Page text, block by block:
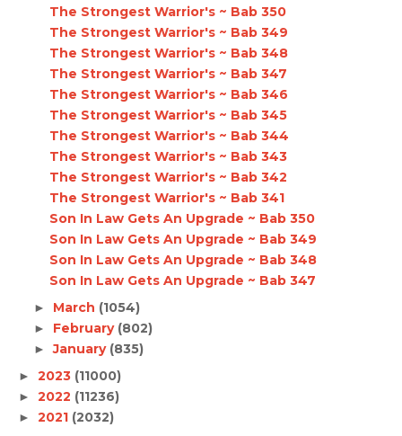
The Strongest Warrior's ~ Bab 350
The Strongest Warrior's ~ Bab 349
The Strongest Warrior's ~ Bab 348
The Strongest Warrior's ~ Bab 347
The Strongest Warrior's ~ Bab 346
The Strongest Warrior's ~ Bab 345
The Strongest Warrior's ~ Bab 344
The Strongest Warrior's ~ Bab 343
The Strongest Warrior's ~ Bab 342
The Strongest Warrior's ~ Bab 341
Son In Law Gets An Upgrade ~ Bab 350
Son In Law Gets An Upgrade ~ Bab 349
Son In Law Gets An Upgrade ~ Bab 348
Son In Law Gets An Upgrade ~ Bab 347
► March (1054)
► February (802)
►January (835)
► 2023 (11000)
► 2022 (11236)
► 2021 (2032)